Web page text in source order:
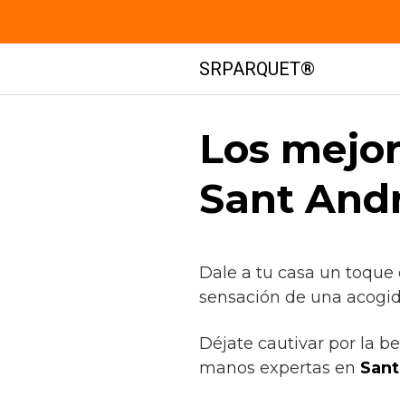
contenido
SRPARQUET®
Los
Sant
Dale a tu casa un
sensación de una
Déjate cautivar por la
manos expertas en